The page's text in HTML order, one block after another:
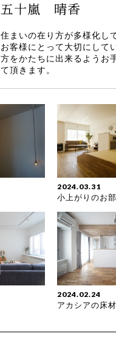
五十嵐 晴香
住まいの在り方が多様化し
お客様にとって大切にして
方をかたちに出来るようお
て頂きます。
2024.03.31
小上がりのお
2024.02.24
アカシアの床材